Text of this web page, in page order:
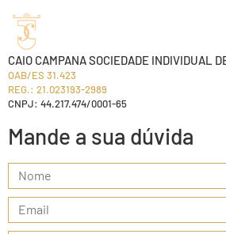
Mande a sua dúvida
CAIO CAMPANA SOCIEDADE INDIVIDUAL
OAB/ES 31.423
REG.: 21.023193-2989
CNPJ: 44.217.474/0001-65